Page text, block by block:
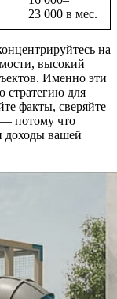
23 000 в мес.
на
высокий
Именно эти
стратегию для
факты, сверяйте
потому что
доходы вашей